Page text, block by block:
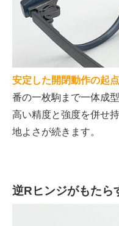
安定した開閉動作の起
番の一枚駒まで一体成型
高い精度と強度を併せ
地よさが続きます。
逆Rヒンジがもたら